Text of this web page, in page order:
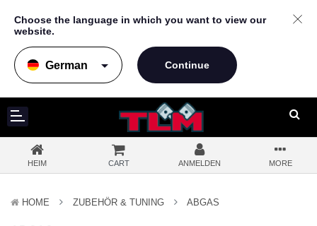
Choose the language in which you want to view our
website.
arrow_drop_down
HEIM CART ANMELDEN MORE
HOME ZUBEHÖR & TUNING ABGAS